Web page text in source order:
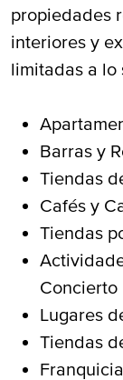
propiedades
interiores y
limitadas a lo
Barras y
Tiendas
Cafés y
Tiendas
Concierto
Lugares
Tiendas